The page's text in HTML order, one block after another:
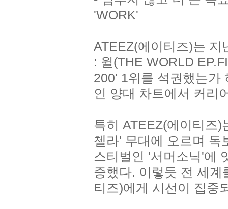
'WORK'
ATEEZ(에이티즈)는
: 윌(THE WORLD
200' 1위를 석권했는가
인 양대 차트에서 커리
특히 ATEEZ(에이티즈
첼라' 무대에 오르며 독
스티벌인 '서머소닉'에
증했다. 이렇듯 전 세
티즈)에게 시선이 집중